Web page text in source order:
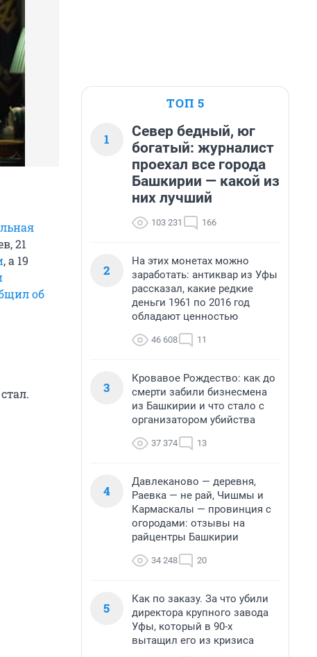
21
, а 19
об
ТОП 5
1
Север бедный, юг
богатый: журналист
проехал все города
Башкирии — какой из
них лучший
103 231 166
2
На этих монетах можно
заработать: антиквар из Уфы
рассказал, какие редкие
деньги 1961 по 2016 год
обладают ценностью
46 608 11
3
Кровавое Рождество: как до
смерти забили бизнесмена
из Башкирии и что стало с
организатором убийства
37 374 13
4
Давлеканово — деревня,
Раевка — не рай, Чишмы и
Кармаскалы — провинция с
огородами: отзывы на
райцентры Башкирии
34 248 20
5
Как по заказу. За что убили
директора крупного завода
Уфы, который в 90-х
вытащил его из кризиса